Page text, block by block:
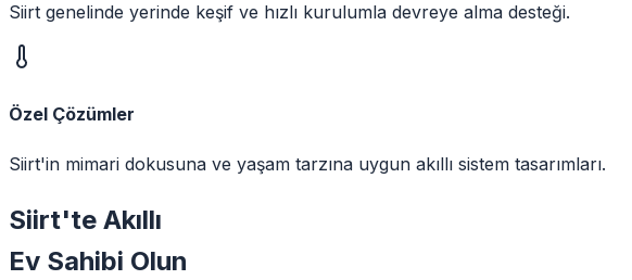
Siirt genelinde yerinde keşif ve hızlı kurulumla devreye alma desteği.
Özel Çözümler
Siirt'in mimari dokusuna ve yaşam tarzına uygun akıllı sistem tasarımları.
Siirt'te Akıllı
Ev Sahibi Olun